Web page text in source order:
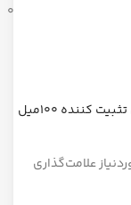
0
اولین کسی باشید که دیدگاهی می نویسد “اسپری تثبیت کننده 100میل
علامت‌گذاری